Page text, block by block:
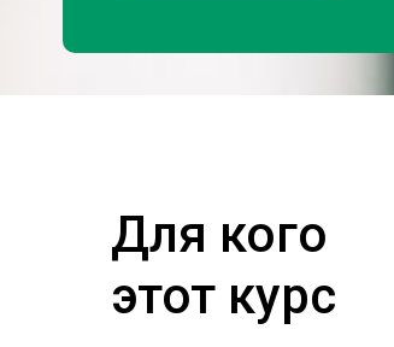
Для кого
этот курс